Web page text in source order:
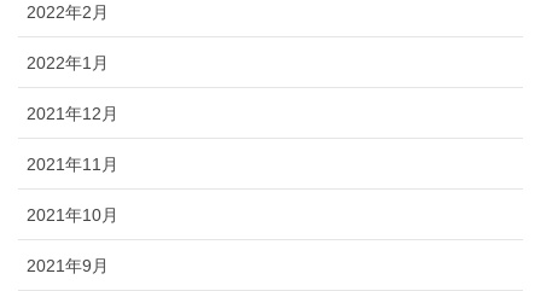
2022年2月
2022年1月
2021年12月
2021年11月
2021年10月
2021年9月